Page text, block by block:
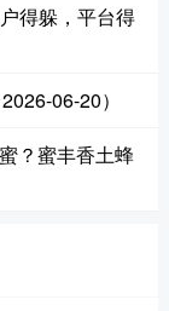
得躲，平台得
06-20）
？蜜丰香土蜂